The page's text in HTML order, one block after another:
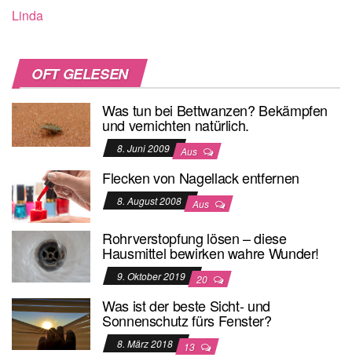
Linda
OFT GELESEN
Was tun bei Bettwanzen? Bekämpfen
und vernichten natürlich.
8. Juni 2009 Aus
Flecken von Nagellack entfernen
8. August 2008 Aus
Rohrverstopfung lösen – diese
Hausmittel bewirken wahre Wunder!
9. Oktober 2019 20
Was ist der beste Sicht- und
Sonnenschutz fürs Fenster?
8. März 2018 13